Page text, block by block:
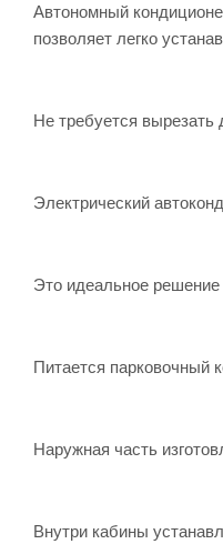
Автономный
позволяет легко
Не требуется вырезать
Электрический
Это идеальное решение
Питается парковочный
Наружная часть
Внутри кабины